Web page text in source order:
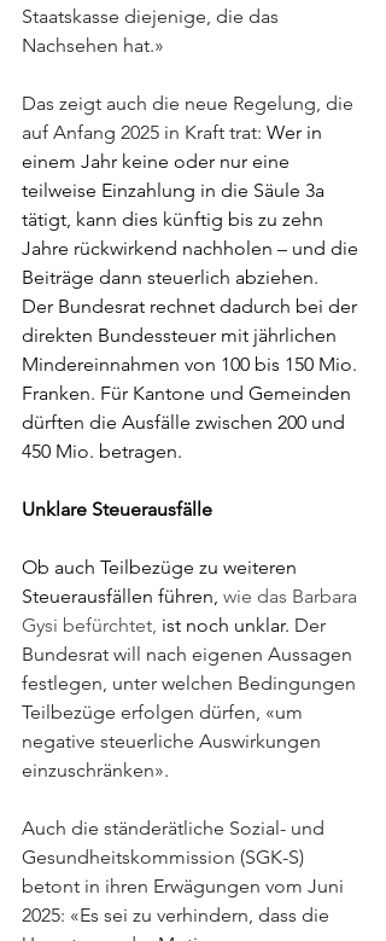
Staatskasse diejenige, die das
Nachsehen hat.»
Das zeigt auch die neue Regelung, die
auf Anfang 2025 in Kraft trat: Wer in
einem Jahr keine oder nur eine
teilweise Einzahlung in die Säule 3a
tätigt, kann dies künftig bis zu zehn
Jahre rückwirkend nachholen – und die
Beiträge dann steuerlich abziehen.
Der Bundesrat rechnet dadurch bei der
direkten Bundessteuer mit jährlichen
Mindereinnahmen von 100 bis 150 Mio.
Franken. Für Kantone und Gemeinden
dürften die Ausfälle zwischen 200 und
450 Mio. betragen.
Unklare Steuerausfälle
Ob auch Teilbezüge zu weiteren
Steuerausfällen führen, wie das Barbara
Gysi befürchtet, ist noch unklar. Der
Bundesrat will nach eigenen Aussagen
festlegen, unter welchen Bedingungen
Teilbezüge erfolgen dürfen, «um
negative steuerliche Auswirkungen
einzuschränken».
Auch die ständerätliche Sozial- und
Gesundheitskommission (SGK-S)
betont in ihren Erwägungen vom Juni
2025: «Es sei zu verhindern, dass die